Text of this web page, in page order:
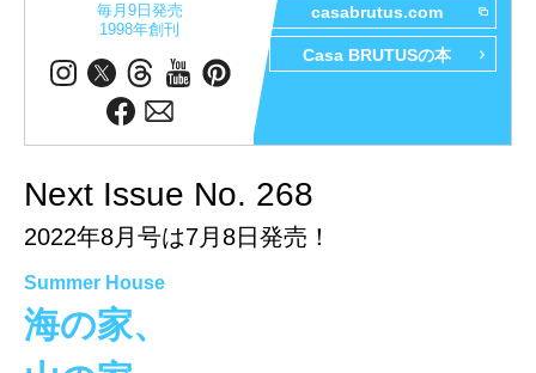
毎月9日発売
1998年創刊
casabrutus.com
Casa BRUTUSの本
Next Issue No. 268
2022年8月号は7月8日発売！
Summer House
海の家、